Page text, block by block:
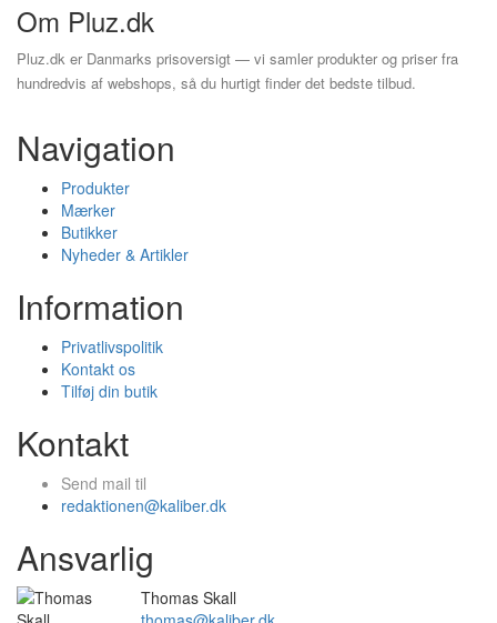
Om Pluz.dk
Pluz.dk er Danmarks prisoversigt — vi samler produkter og priser fra
hundredvis af webshops, så du hurtigt finder det bedste tilbud.
Navigation
Produkter
Mærker
Butikker
Nyheder & Artikler
Information
Privatlivspolitik
Kontakt os
Tilføj din butik
Kontakt
Send mail til
redaktionen@kaliber.dk
Ansvarlig
Thomas Skall